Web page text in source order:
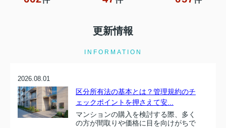
更新情報
INFORMATION
2026.08.01
区分所有法の基本とは？管理規約のチ
ェックポイントを押さえて安...
マンションの購入を検討する際、多く
の方が間取りや価格に目を向けがちで